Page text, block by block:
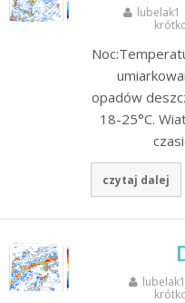
lubelak1
opadów
18-25°C.
czytaj dalej
lubelak1